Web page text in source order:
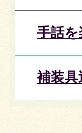
手話を
補装具